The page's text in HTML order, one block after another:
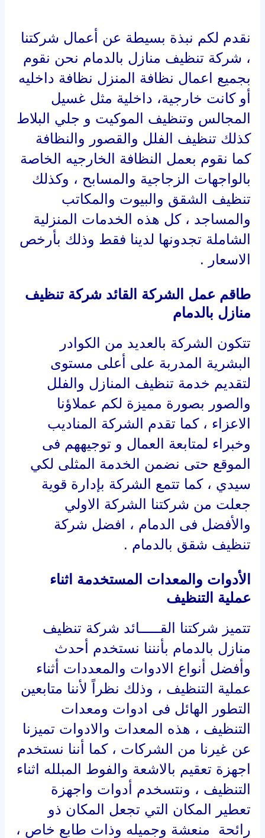
نقدم لكم نبذة بسيطة عن أعمال شركتنا
، شركة تنظيف منازل بالدمام نحن نقوم
بجميع اعمال نظافة المنزل نظافة داخليه
أو كانت خارجية، داخلية مثل غسيل
المجالس وتنظيف الموكيت و جلي البلاط
كذلك تنظيف الفلل والقصور والنظافة
كما نقوم بعمل النظافة الخارجيه الخاصة
بالواجهات الزجاجية والمسابح ، وكذلك
تنظيف الشقق والبيوت والمكاتب
والمساجد ، كل هذه الخدمات المنزلية
الشاملة تجدونها لدينا فقط وذلك بأرخص
الاسعار .
طاقم عمل الشركة القائد شركة تنظيف
منازل بالدمام
تتكون الشركة بالعديد من الكوادر
البشرية المدربة على أعلى مستوى
لتقديم خدمة تنظيف المنازل والفلل
والصور بصورة مميزة لكم عملاؤنا
الاعزاء ، كما تقدم الشركة المناديب
وخبراء لمتابعة العمال و توجيههم فى
الموقع حتى نضمن الخدمة المثلى لكي
سيدي ، كما تتمع الشركة بإدارة قوية
جعلت من شركتنا الشركة الاولي
والأفضل فى الدمام ، افضل شركة
تنظيف شقق بالدمام .
الأدوات والمعدات المستخدمة اثناء
عملية التنظيف
تتميز شركتنا القـــــائد شركة تنظيف
منازل بالدمام بأنننا نستخدم أحدث
وأفضل أنواع الادوات والمعددات أثناء
عملية التنظيف ، وذلك نظراً لأننا متابعين
التطور الهائل فى ادوات ومعدات
التنظيف ، هذه المعدات والادوات تميزنا
عن غيرنا من الشركات ، كما أننا نستخدم
اجهزة تعقيم بالاشعة والفوط المبلله اثناء
التنظيف ، ونتسخدم أدوات واجهزة
تعطير المكان التي تجعل المكان ذو
رائحة منعشة وجميله وذات طابع خاص ،